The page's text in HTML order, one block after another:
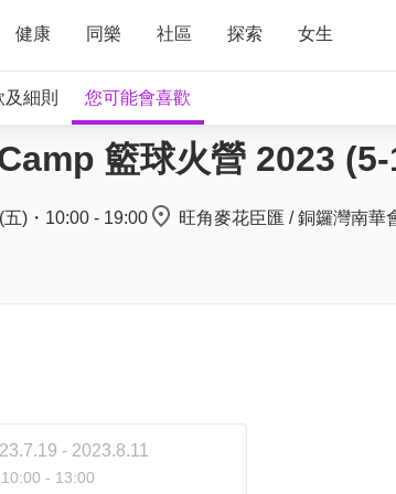
健康 同樂 社區 探索 女生
及細則 您可能會喜歡
籃球火營 2023 (5-
五) ・ 10:00 - 19:00 旺角麥花臣匯 / 銅鑼灣南華
- 2023.8.11
10:00 - 13:00